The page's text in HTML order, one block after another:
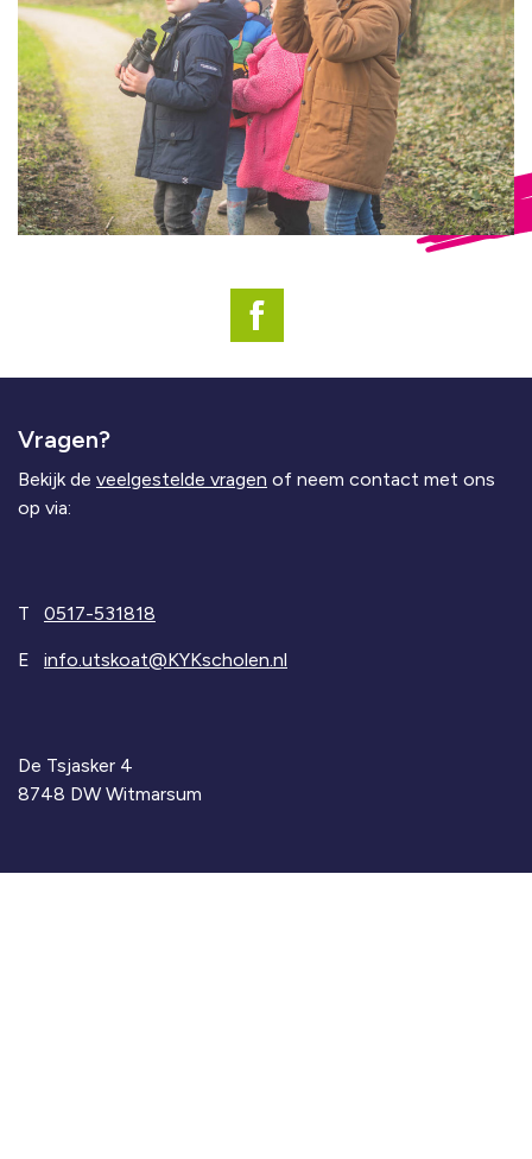
Vragen?
Bekijk de veelgestelde vragen of neem contact met ons
op via:
T 0517-531818
E info.utskoat@KYKscholen.nl
De Tsjasker 4
8748 DW Witmarsum